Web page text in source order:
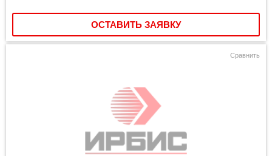
ОСТАВИТЬ ЗАЯВКУ
Сравнить